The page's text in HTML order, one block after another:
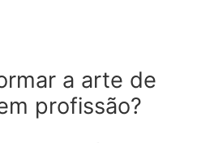
a arte de
profissão?